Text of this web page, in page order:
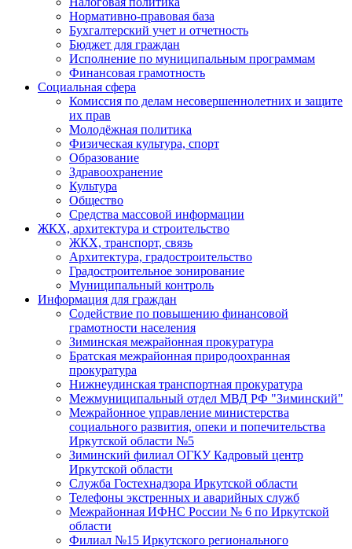
Нормативно-правовая база
Бухгалтерский учет и отчетность
Бюджет для граждан
Исполнение по муниципальным программам
Финансовая грамотность
Социальная сфера
Комиссия по делам несовершеннолетних и защите
их прав
Молодёжная политика
Физическая культура, спорт
Образование
Здравоохранение
Культура
Общество
Средства массовой информации
ЖКХ, архитектура и строительство
ЖКХ, транспорт, связь
Архитектура, градостроительство
Градостроительное зонирование
Муниципальный контроль
Информация для граждан
Содействие по повышению финансовой
грамотности населения
Зиминская межрайонная прокуратура
Братская межрайонная природоохранная
прокуратура
Нижнеудинская транспортная прокуратура
Межмуниципальный отдел МВД РФ "Зиминский"
Межрайонное управление министерства
социального развития, опеки и попечительства
Иркутской области №5
Зиминский филиал ОГКУ Кадровый центр
Иркутской области
Служба Гостехнадзора Иркутской области
Телефоны экстренных и аварийных служб
Межрайонная ИФНС России № 6 по Иркутской
области
Филиал №15 Иркутского регионального